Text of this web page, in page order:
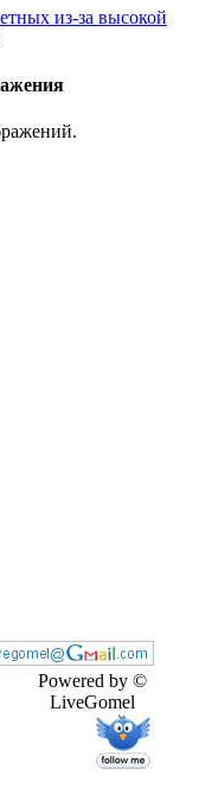
из-за высокой
Powered by ©
LiveGomel